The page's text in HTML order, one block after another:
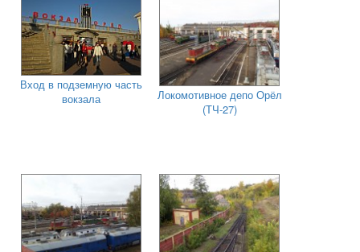
Вход в подземную часть
вокзала
Локомотивное депо Орёл
(ТЧ-27)